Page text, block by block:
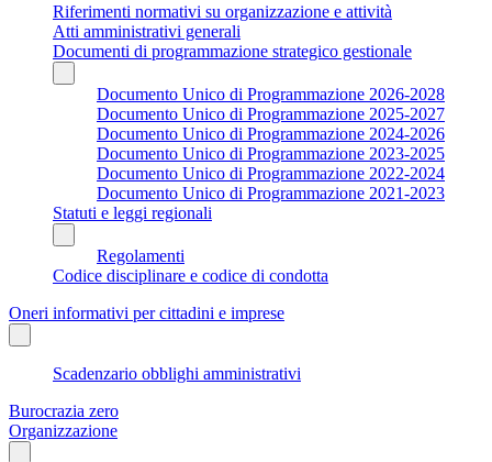
Riferimenti normativi su organizzazione e attività
Atti amministrativi generali
Documenti di programmazione strategico gestionale
Documento Unico di Programmazione 2026-2028
Documento Unico di Programmazione 2025-2027
Documento Unico di Programmazione 2024-2026
Documento Unico di Programmazione 2023-2025
Documento Unico di Programmazione 2022-2024
Documento Unico di Programmazione 2021-2023
Statuti e leggi regionali
Regolamenti
Codice disciplinare e codice di condotta
Oneri informativi per cittadini e imprese
Scadenzario obblighi amministrativi
Burocrazia zero
Organizzazione